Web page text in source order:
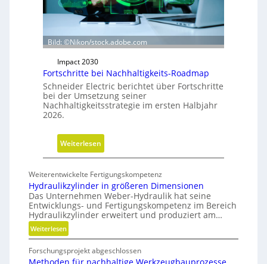
c
h
u
d
e
r
c
ä
f
t
s
ü
h
Bild: ©Nikon/stock.adobe.com
Impact 2030
Fortschritte bei Nachhaltigkeits-Roadmap
Schneider Electric berichtet über Fortschritte
bei der Umsetzung seiner
Nachhaltigkeitsstrategie im ersten Halbjahr
2026.
Weiterlesen
F
r
t
s
c
r
i
Weiterentwickelte Fertigungskompetenz
Hydraulikzylinder in größeren Dimensionen
Das Unternehmen Weber-Hydraulik hat seine
Entwicklungs- und Fertigungskompetenz im Bereich
Hydraulikzylinder erweitert und produziert am…
Weiterlesen:
H
y
d
Forschungsprojekt abgeschlossen